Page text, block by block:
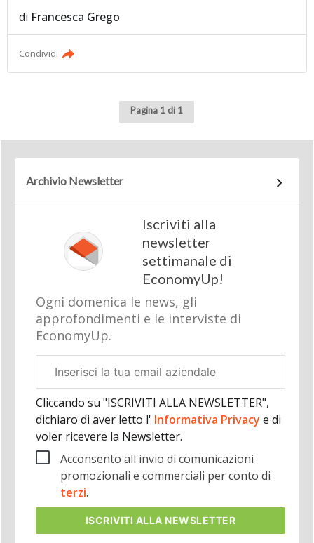
di Francesca Grego
Condividi
Pagina 1 di 1
Archivio Newsletter
Iscriviti alla
newsletter
settimanale di
EconomyUp!
Ogni domenica le news, gli
approfondimenti e le interviste di
EconomyUp.
aziendale
Cliccando su "ISCRIVITI ALLA NEWSLETTER",
dichiaro di aver letto l' Informativa Privacy e di
voler ricevere la Newsletter.
Acconsento all'invio di comunicazioni
promozionali e commerciali per conto di
terzi.
ISCRIVITI ALLA NEWSLETTER